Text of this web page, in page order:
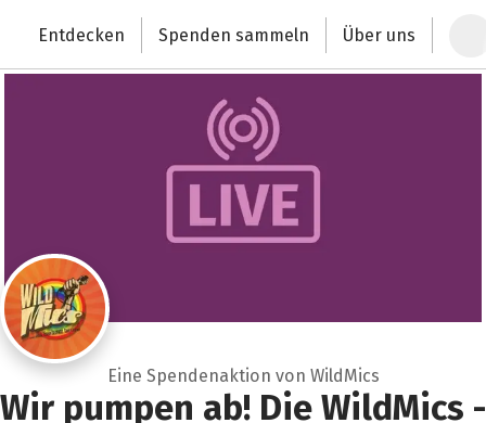
Deutschlands größte Spendenplattform
Entdecken Spenden sammeln Über uns
Eine Spendenaktion von WildMics
Wir pumpen ab! Die WildMics -